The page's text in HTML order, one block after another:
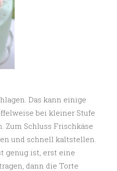
Das kann einige
bei kleiner Stufe
Zum Schluss Frischkäse
und schnell kaltstellen.
genug ist, erst eine
dann die Torte